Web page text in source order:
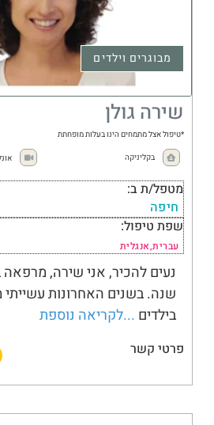
מבוגרים וילדים
שירה גולן
*טיפול אצל מתמחים הינו בעלות מופחתת
בקליניקה
מטפל/ת ב:
חיפה
שפת טיפול:
עברית,אנגלית
שנה. בשנים האחרונות
בילדים ...לקריאה נוספת
פרטי קשר